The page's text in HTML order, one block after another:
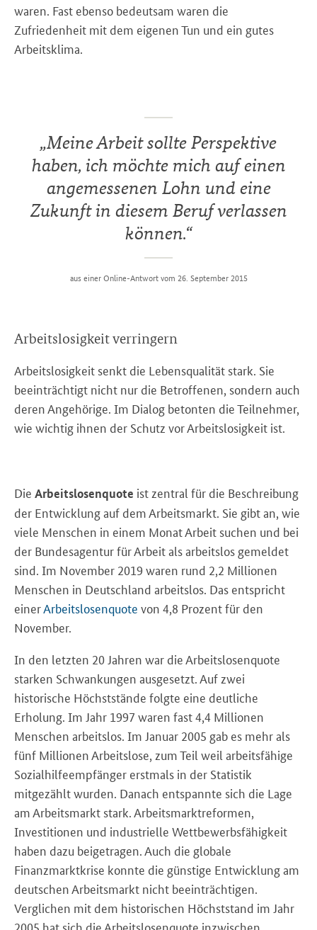
waren. Fast ebenso bedeutsam waren die
Zufriedenheit mit dem eigenen Tun und ein gutes
Arbeitsklima.
„Meine Arbeit sollte Perspektive
haben, ich möchte mich auf einen
angemessenen Lohn und eine
Zukunft in diesem Beruf verlassen
können.“
aus einer Online-Antwort vom 26. September 2015
Arbeitslosigkeit verringern
Arbeitslosigkeit senkt die Lebensqualität stark. Sie
beeinträchtigt nicht nur die Betroffenen, sondern auch
deren Angehörige. Im Dialog betonten die Teilnehmer,
wie wichtig ihnen der Schutz vor Arbeitslosigkeit ist.
Die Arbeitslosenquote ist zentral für die Beschreibung
der Entwicklung auf dem Arbeitsmarkt. Sie gibt an, wie
viele Menschen in einem Monat Arbeit suchen und bei
der Bundesagentur für Arbeit als arbeitslos gemeldet
sind. Im November 2019 waren rund 2,2 Millionen
Menschen in Deutschland arbeitslos. Das entspricht
einerArbeitslosenquote von 4,8 Prozent für den
November.
In den letzten 20 Jahren war die Arbeitslosenquote
starken Schwankungen ausgesetzt. Auf zwei
historische Höchststände folgte eine deutliche
Erholung. Im Jahr 1997 waren fast 4,4 Millionen
Menschen arbeitslos. Im Januar 2005 gab es mehr als
fünf Millionen Arbeitslose, zum Teil weil arbeitsfähige
Sozialhilfeempfänger erstmals in der Statistik
mitgezählt wurden. Danach entspannte sich die Lage
am Arbeitsmarkt stark. Arbeitsmarktreformen,
Investitionen und industrielle Wettbewerbsfähigkeit
haben dazu beigetragen. Auch die globale
Finanzmarktkrise konnte die günstige Entwicklung am
deutschen Arbeitsmarkt nicht beeinträchtigen.
Verglichen mit dem historischen Höchststand im Jahr
2005 hat sich die Arbeitslosenquote inzwischen